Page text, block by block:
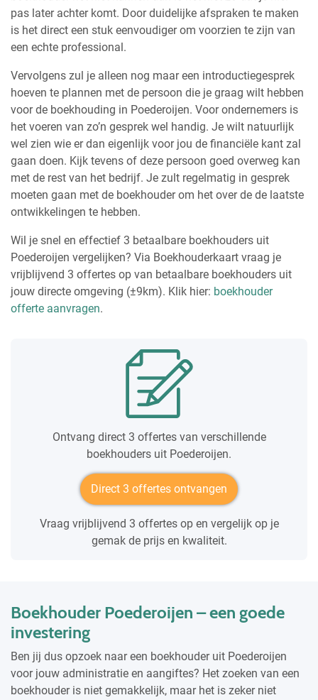
pas later achter komt. Door duidelijke afspraken te maken
is het direct een stuk eenvoudiger om voorzien te zijn van
een echte professional.
Vervolgens zul je alleen nog maar een introductiegesprek
hoeven te plannen met de persoon die je graag wilt hebben
voor de boekhouding in Poederoijen. Voor ondernemers is
het voeren van zo’n gesprek wel handig. Je wilt natuurlijk
wel zien wie er dan eigenlijk voor jou de financiële kant zal
gaan doen. Kijk tevens of deze persoon goed overweg kan
met de rest van het bedrijf. Je zult regelmatig in gesprek
moeten gaan met de boekhouder om het over de de laatste
ontwikkelingen te hebben.
Wil je snel en effectief 3 betaalbare boekhouders uit
Poederoijen vergelijken? Via Boekhouderkaart vraag je
vrijblijvend 3 offertes op van betaalbare boekhouders uit
jouw directe omgeving (±9km). Klik hier: boekhouder
offerte aanvragen.
Ontvang direct 3 offertes van verschillende
boekhouders uit Poederoijen.
Direct 3 offertes ontvangen
Vraag vrijblijvend 3 offertes op en vergelijk op je
gemak de prijs en kwaliteit.
Boekhouder Poederoijen – een goede
investering
Ben jij dus opzoek naar een boekhouder uit Poederoijen
voor jouw administratie en aangiftes? Het zoeken van een
boekhouder is niet gemakkelijk, maar het is zeker niet